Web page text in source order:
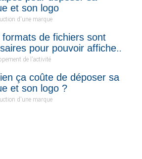
et son logo
d'une marque
formats de fichiers sont
pour pouvoir afficher
sur tous les supports ?
de l'activité
ça coûte de déposer sa
et son logo ?
d'une marque